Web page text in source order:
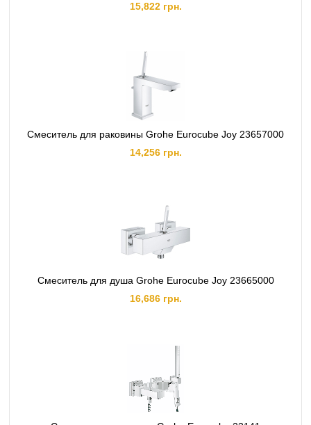
15,822 грн.
Смеситель для раковины Grohe Eurocube Joy 23657000
14,256 грн.
Смеситель для душа Grohe Eurocube Joy 23665000
16,686 грн.